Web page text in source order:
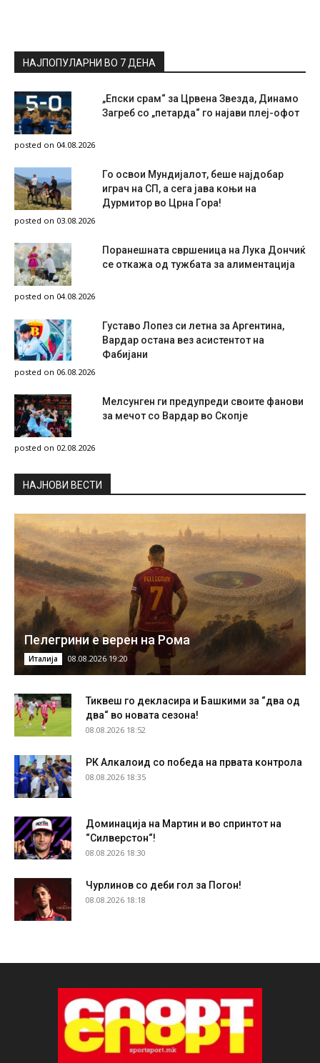
НАЈПОПУЛАРНИ ВО 7 ДЕНА
„Епски срам“ за Црвена Звезда, Динамо
Загреб со „петарда“ го најави плеј-офот
posted on 04.08.2026
Го освои Мундијалот, беше најдобар
играч на СП, а сега јава коњи на
Дурмитор во Црна Гора!
posted on 03.08.2026
Поранешната свршеница на Лука Дончиќ
се откажа од тужбата за алиментација
posted on 04.08.2026
Густаво Лопез си летна за Аргентина,
Вардар остана вез асистентот на
Фабијани
posted on 06.08.2026
Мелсунген ги предупреди своите фанови
за мечот со Вардар во Скопје
posted on 02.08.2026
НAЈНОВИ ВЕСТИ
Пелегрини е верен на Рома
Италија 08.08.2026 19:20
Тиквеш го декласира и Башкими за “два од
два“ во новата сезона!
08.08.2026 18:52
РК Алкалоид со победа на првата контрола
08.08.2026 18:35
Доминација на Мартин и во спринтот на
“Силверстон“!
08.08.2026 18:30
Чурлинов со деби гол за Погон!
08.08.2026 18:18